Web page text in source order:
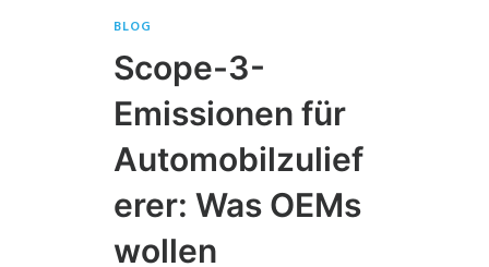
BLOG
Scope-3-
Emissionen für
Automobilzulief
erer: Was OEMs
wollen